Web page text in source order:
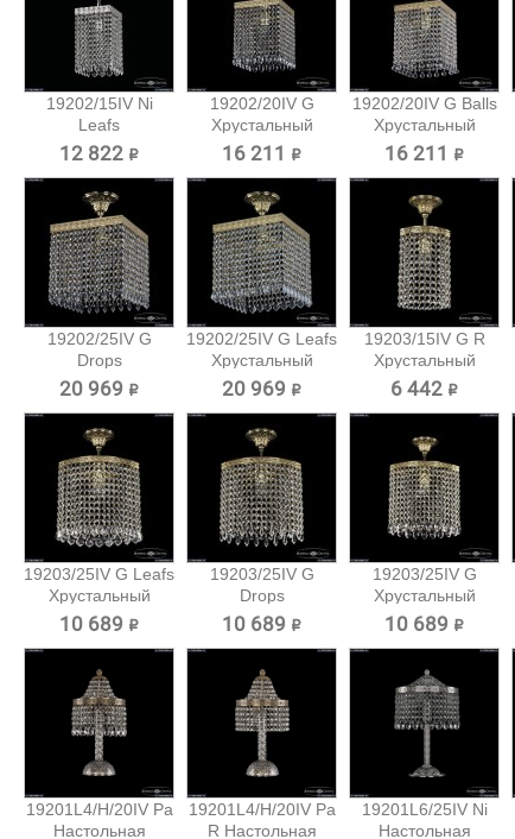
19202/15IV Ni
Leafs
Хрустальный...
12 822 ₽
19202/20IV G
Хрустальный
подвес...
16 211 ₽
19202/20IV G Balls
Хрустальный
подвес...
16 211 ₽
19202/25IV G
Drops
Хрустальный
20 969 ₽
19202/25IV G Leafs
Хрустальный
подвес...
20 969 ₽
19203/15IV G R
Хрустальный
подвес...
6 442 ₽
19203/25IV G Leafs
Хрустальный
подвес...
10 689 ₽
19203/25IV G
Drops
Хрустальный
10 689 ₽
19203/25IV G
Хрустальный
подвес...
10 689 ₽
19201L4/H/20IV Pa
Настольная
19201L4/H/20IV Pa
R Настольная
19201L6/25IV Ni
Настольная